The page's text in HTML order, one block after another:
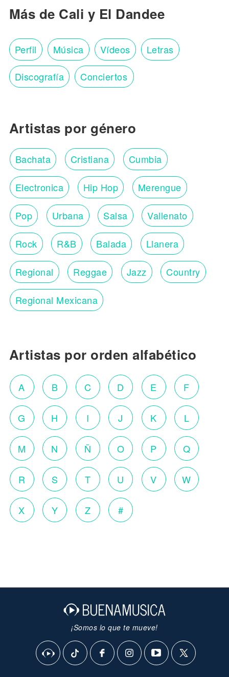
Más de Cali y El Dandee
Perfil Música Vídeos Letras
Discografía Conciertos
Artistas por género
Bachata Cristiana Cumbia
Electronica Hip Hop Merengue
Pop Urbana Salsa Vallenato
Rock R&B Balada Llanera
Regional Reggae Jazz Country
Regional Mexicana
Artistas por orden alfabético
A B C D E F
G H I J K L
M N Ñ O P Q
R S T U V W
X Y Z #
¡Somos lo que te mueve!